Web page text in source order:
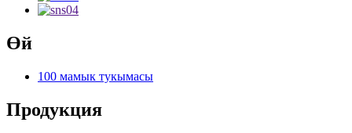
Өй
100 мамык тукымасы
Продукция